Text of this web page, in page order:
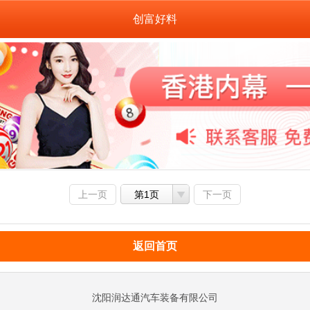
创富好料
上一页 第1页 下一页
返回首页
沈阳润达通汽车装备有限公司